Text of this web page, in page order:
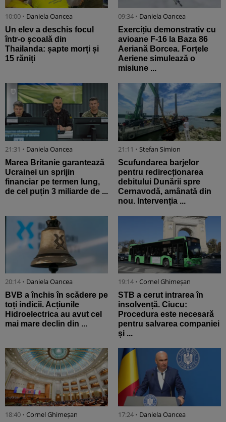
10:00 • Daniela Oancea
Un elev a deschis focul
într-o școală din
Thailanda: șapte morți și
15 răniți
09:34 • Daniela Oancea
Exercițiu demonstrativ cu
avioane F-16 la Baza 86
Aeriană Borcea. Forțele
Aeriene simulează o
misiune ...
21:31 • Daniela Oancea
Marea Britanie garantează
Ucrainei un sprijin
financiar pe termen lung,
de cel puțin 3 miliarde de ...
21:11 • Stefan Simion
Scufundarea barjelor
pentru redirecționarea
debitului Dunării spre
Cernavodă, amânată din
nou. Intervenția ...
20:14 • Daniela Oancea
BVB a închis în scădere pe
toți indicii. Acțiunile
Hidroelectrica au avut cel
mai mare declin din ...
19:14 • Cornel Ghimeșan
STB a cerut intrarea în
insolvență. Ciucu:
Procedura este necesară
pentru salvarea companiei
și ...
18:40 • Cornel Ghimeșan 17:24 • Daniela Oancea